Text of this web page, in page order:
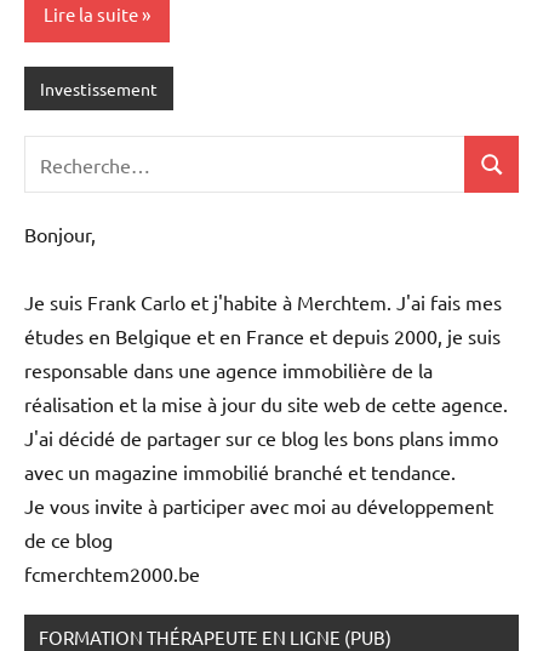
Lire la suite
Investissement
pour
Bonjour,
Je suis Frank Carlo et j'habite à Merchtem. J'ai fais mes
études en Belgique et en France et depuis 2000, je suis
responsable dans une agence immobilière de la
réalisation et la mise à jour du site web de cette agence.
J'ai décidé de partager sur ce blog les bons plans immo
avec un magazine immobilié branché et tendance.
Je vous invite à participer avec moi au développement
de ce blog
fcmerchtem2000.be
FORMATION THÉRAPEUTE EN LIGNE (PUB)